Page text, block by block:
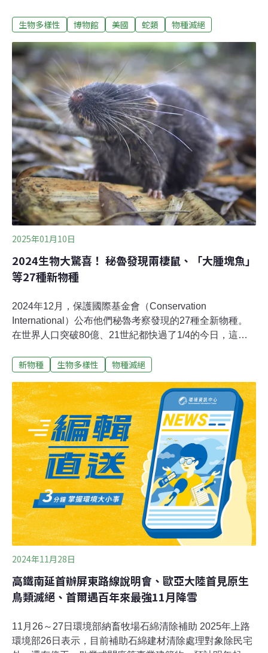
興奮的是能有更多標本來進行研究。畢生研究收藏慷慨捐
諾德（Stevan Arnold）是密西根大學畢業校友，自奧勒岡
州立大學退休後，決定將畢生研究與收藏的蛇類與兩棲類
標本捐給母校。這批巨量收藏品包含各種蛇類、蠑螈等，
光是盤點與收納就是一件大工程。「我有自信，我們會是
世界上蛇類收藏品最多的（博物館），」密西根大學動物
學博物館管理員史奈德（Greg Schneider）表示，這批標
本中至少有3萬隻蛇，讓博物館的蛇類收藏增至6萬5000至
7萬件，超越美國自然史博物館。對研究人員來說，「最
多蛇類收藏品」的名號並非重點。他們最興奮的是可以利
用如
生物多樣性 博物館 美國 蛇類 物種滅絕
2025年01月10日
2024生物大驚喜！ 秘魯發現兩棲鼠、「大腫塊魚」
等27種新物種
2024年12月，保護國際基金會（Conservation
International）公布他們秘魯考察發現的27種全新物種。
在世界人口突破80億、21世紀都快過了1/4的今日，這消
現與保護。自然寶藏 38天發現27種新生物《史密森尼》
年6至7月在秘魯奧托梅奧（Alto Mayo）進行38天考察，
一口氣發現27種全新物種，包含四種哺乳動物、八種魚
類、三種兩棲類還有10種蝴蝶等，成為2024年底生物界的
大驚喜。團隊發表了474頁的完整報告。奧托梅奧不是人
跡罕至的地區，這塊夾在安地斯山脈與亞馬遜雨林之間的
森林地帶，住有28萬人，村莊散布在森林和溪流之間。保
護國際基金會快速評估計畫主任拉森（Trond Larsen）告
訴《紐約時報》，這裡受到人類很深的影響，原以為生物
多樣性應該不高，
新物種 生物多樣性 物種滅絕
2024年11月28日
高鐵南延首辦屏東路線說明會、歐亞大陸首見原生
鳥類滅絕、首爾遇百年來最強11月降雪
11月26～27日環境部納畜牧場石綿清除補助 2025年上路
環境部26日表示，目前補助石綿建材清除處理對象除民宅